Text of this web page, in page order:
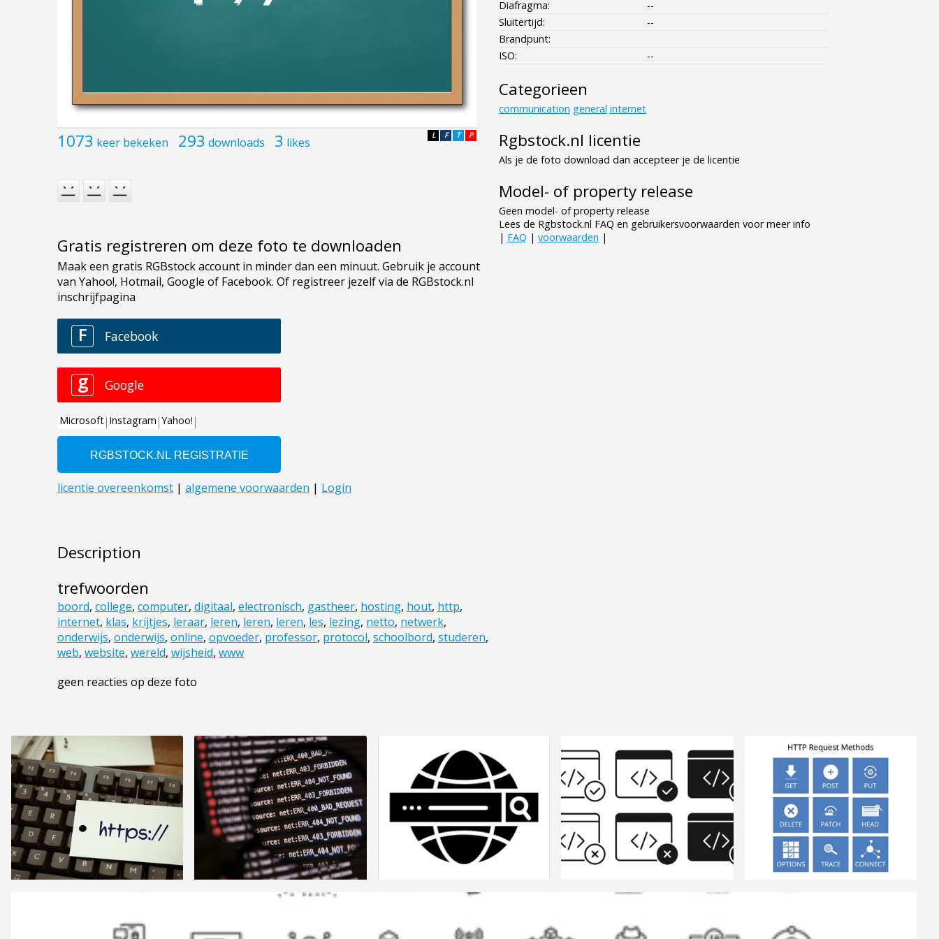
1073 keer bekeken 293 downloads 3 likes P
T
F
L
Gratis registreren om deze foto te downloaden
Description
trefwoorden
boord, college, computer, digitaal, electronisch, gastheer, hosting, hout, http,
internet, klas, krijtjes, leraar, leren, leren, leren, les, lezing, netto, netwerk,
onderwijs, onderwijs, online, opvoeder, professor, protocol, schoolbord, studeren,
web, website, wereld, wijsheid, www
geen reacties op deze foto
Diafragma:
--
Sluitertijd:
--
Brandpunt:
ISO:
--
Categorieen
communication general internet
Rgbstock.nl licentie
Als je de foto download dan accepteer je de licentie
Model- of property release
Geen model- of property release
Lees de Rgbstock.nl FAQ en gebruikersvoorwaarden voor meer info
| FAQ | voorwaarden |